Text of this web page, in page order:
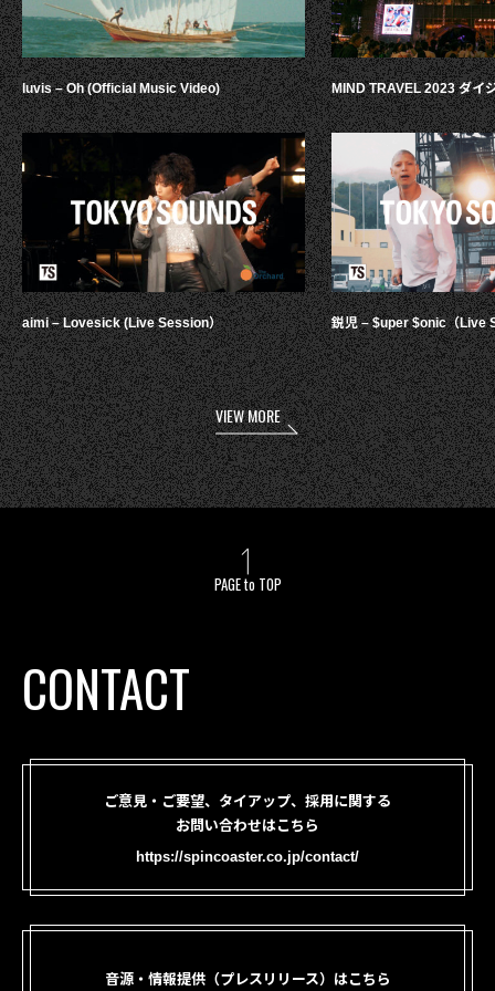
luvis – Oh (Official Music Video)
aimi – Lovesick (Live Session）
MIND TRAVEL 2023 ダイ
鋭児 – $uper $onic（Live
VIEW MORE
PAGE to TOP
CONTACT
ご意見・ご要望、タイアップ、採用に関する
お問い合わせはこちら
https://spincoaster.co.jp/contact/
音源・情報提供（プレスリリース）はこちら